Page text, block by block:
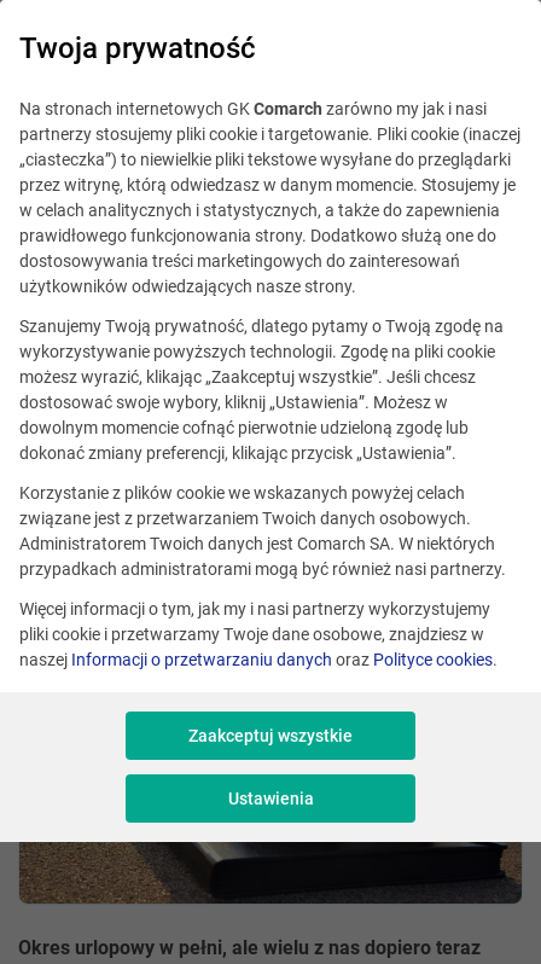
IT Board
Blog Poradnik
27 lipca 2015
10 porad, jak skutecznie
odpocząć od pracy w wakacje?
Anna Bajorek
Udostępnij
Skomentuj
Okres urlopowy w pełni, ale wielu z nas dopiero teraz
Twoja prywatność
Na stronach internetowych GKComarch zarówno my jak i nasi
partnerzy stosujemy pliki cookie i targetowanie. Pliki cookie (inaczej
„ciasteczka”) to niewielkie pliki tekstowe wysyłane do przeglądarki
przez witrynę, którą odwiedzasz w danym momencie. Stosujemy je
w celach analitycznych i statystycznych, a także do zapewnienia
prawidłowego funkcjonowania strony. Dodatkowo służą one do
dostosowywania treści marketingowych do zainteresowań
użytkowników odwiedzających nasze strony.
Szanujemy Twoją prywatność, dlatego pytamy o Twoją zgodę na
wykorzystywanie powyższych technologii. Zgodę na pliki cookie
możesz wyrazić, klikając „Zaakceptuj wszystkie”. Jeśli chcesz
dostosować swoje wybory, kliknij „Ustawienia”. Możesz w
dowolnym momencie cofnąć pierwotnie udzieloną zgodę lub
dokonać zmiany preferencji, klikając przycisk „Ustawienia”.
Korzystanie z plików cookie we wskazanych powyżej celach
związane jest z przetwarzaniem Twoich danych osobowych.
Administratorem Twoich danych jest Comarch SA. W niektórych
przypadkach administratorami mogą być również nasi partnerzy.
Więcej informacji o tym, jak my i nasi partnerzy wykorzystujemy
pliki cookie i przetwarzamy Twoje dane osobowe, znajdziesz w
naszej Informacji o przetwarzaniu danych oraz Polityce cookies.
Zaakceptuj wszystkie
Ustawienia